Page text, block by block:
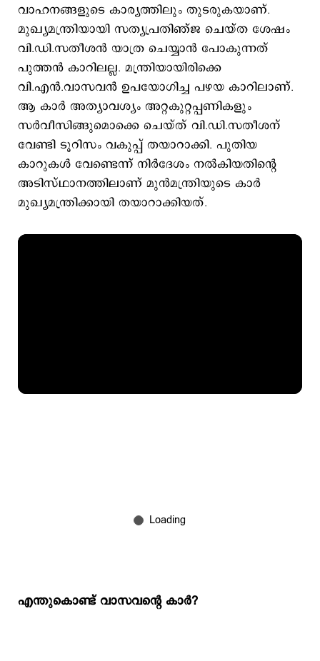
വാഹനങ്ങളുടെ കാര്യത്തിലും തുടരുകയാണ്.
മുഖ്യമന്ത്രിയായി സത്യപ്രതിഞ്ജ ചെയ്ത ശേഷം
വി.ഡി.സതീശന്‍ യാത്ര ചെയ്യാന്‍ പോകുന്നത്
പുത്തന്‍ കാറിലല്ല. മന്ത്രിയായിരിക്കെ
വി.എന്‍.വാസവന്‍ ഉപയോഗിച്ച പഴയ കാറിലാണ്.
ആ കാര്‍ അത്യാവശ്യം അറ്റകുറ്റപ്പണികളും
സര്‍വീസിങ്ങുമൊക്കെ ചെയ്ത് വി.ഡി.സതീശന്
വേണ്ടി ടൂറിസം വകുപ്പ് തയാറാക്കി. പുതിയ
കാറുകള്‍ വേണ്ടെന്ന് നിര്‍ദേശം നല്‍കിയതിന്‍റെ
അടിസ്ഥാനത്തിലാണ് മുന്‍മന്ത്രിയുടെ കാര്‍
മുഖ്യമന്ത്രിക്കായി തയാറാക്കിയത്.
എന്തുകൊണ്ട് വാസവന്‍റെ കാര്‍?